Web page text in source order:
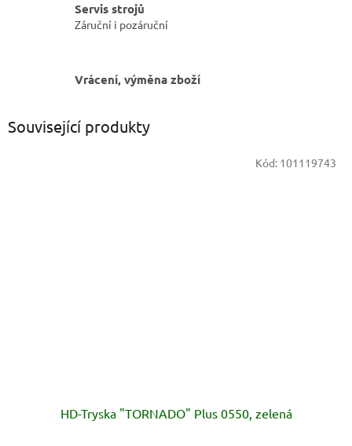
Servis strojů
Záruční i pozáruční
Vrácení, výměna zboží
Související produkty
HD-Tryska "TORNADO" Plus 0550, zelená
Kód: 101119743